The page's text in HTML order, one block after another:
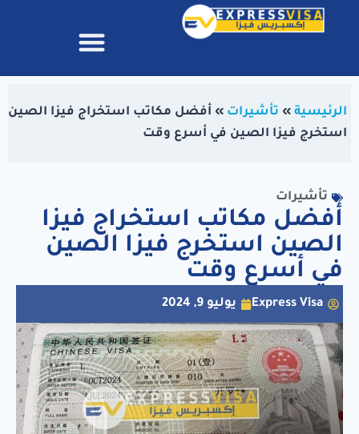
الرئيسية » تأشيرات » أفضل مكاتب استخراج فيزا الصين
استخرج فيزا الصين في أسرع وقت
تأشيرات
أفضل مكاتب استخراج فيزا
الصين استخرج فيزا الصين
في أسرع وقت
Express Visa يوليو 9, 2024